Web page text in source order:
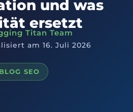
und was
ersetzt
Titan Team
am 16. Juli 2026
BLOG SEO